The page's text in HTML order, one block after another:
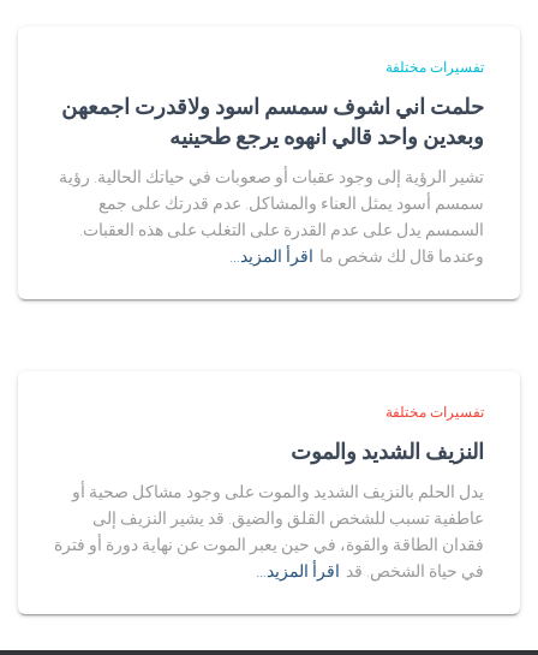
تفسيرات مختلفة
حلمت اني اشوف سمسم اسود ولاقدرت اجمعهن
وبعدين واحد قالي انهوه يرجع طحينيه
تشير الرؤية إلى وجود عقبات أو صعوبات في حياتك الحالية. رؤية
سمسم أسود يمثل العناء والمشاكل. عدم قدرتك على جمع
السمسم يدل على عدم القدرة على التغلب على هذه العقبات.
وعندما قال لك شخص ما اقرأ المزيد…
تفسيرات مختلفة
النزيف الشديد والموت
يدل الحلم بالنزيف الشديد والموت على وجود مشاكل صحية أو
عاطفية تسبب للشخص القلق والضيق. قد يشير النزيف إلى
فقدان الطاقة والقوة، في حين يعبر الموت عن نهاية دورة أو فترة
في حياة الشخص. قد اقرأ المزيد…